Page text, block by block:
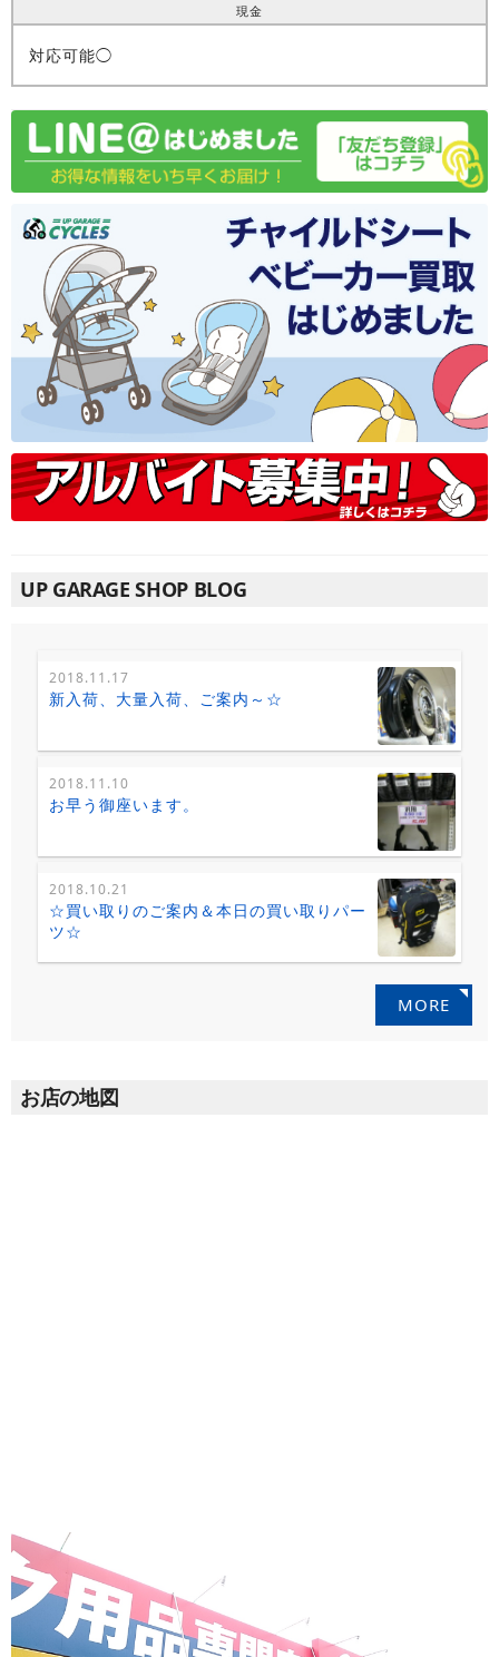
現金
対応可能◯
UP GARAGE SHOP BLOG
2018.11.17
新入荷、大量入荷、ご案内～☆
2018.11.10
お早う御座います。
2018.10.21
☆買い取りのご案内＆本日の買い取りパー
ツ☆
MORE
お店の地図